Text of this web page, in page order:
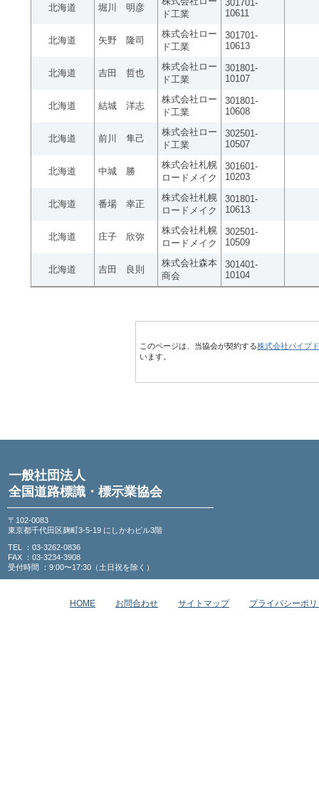
北海道 堀川 明彦
ド工業
301701-
10611
北海道 矢野 隆司
株式会社ロー
ド工業
301701-
10613
北海道 吉田 哲也
株式会社ロー
ド工業
301801-
10107
北海道 結城 洋志
株式会社ロー
ド工業
301801-
10608
北海道 前川 隼己
株式会社ロー
ド工業
302501-
10507
北海道 中城 勝
株式会社札幌
ロードメイク
301601-
10203
北海道 番場 幸正
株式会社札幌
ロードメイク
301801-
10613
北海道 庄子 欣弥
株式会社札幌
ロードメイク
302501-
10509
北海道 吉田 良則
株式会社森本
商会
301401-
10104
このページは、当協会が契約する株式会社パイプ
います。
一般社団法人
全国道路標識・標示業協会
〒102-0083
東京都千代田区麹町3-5-19 にしかわビル3階
TEL ：03-3262-0836
FAX ：03-3234-3908
受付時間 ：9:00〜17:30（土日祝を除く）
HOME お問合わせ サイトマップ プライバシーポ